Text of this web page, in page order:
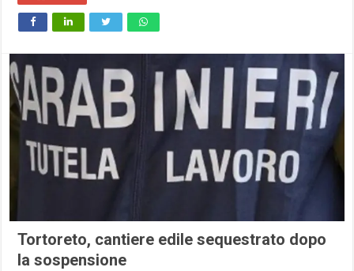
Tortoreto, cantiere edile sequestrato dopo
la sospensione